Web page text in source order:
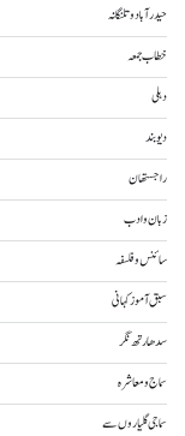
حیدرآباد و تلنگانہ
خطاب جمعہ
دہلی
دیوبند
راجستھان
زبان و ادب
سائنس و فلسفہ
سبق آموز کہانی
سدھارتھ نگر
سماج و معاشرہ
سماجی گلیاروں سے